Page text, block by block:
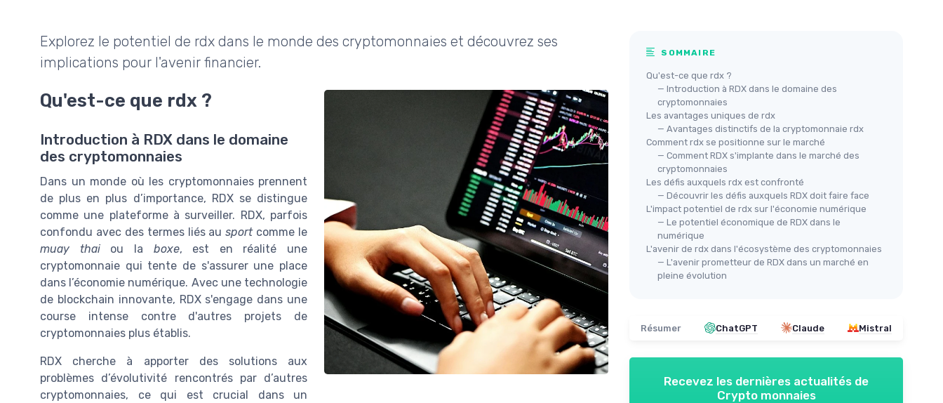
Explorez le potentiel de rdx dans le monde des cryptomonnaies et découvrez ses
implications pour l'avenir financier.
Qu'est-ce que rdx ?
Introduction à RDX dans le domaine
des cryptomonnaies
Dans un monde où les cryptomonnaies prennent
de plus en plus d’importance, RDX se distingue
comme une plateforme à surveiller. RDX, parfois
confondu avec des termes liés ausportcomme le
muay thaiou la boxe, est en réalité une
cryptomonnaie qui tente de s'assurer une place
dans l’économie numérique. Avec une technologie
de blockchain innovante, RDX s'engage dans une
course intense contre d'autres projets de
cryptomonnaies plus établis.
RDX cherche à apporter des solutions aux
problèmes d’évolutivité rencontrés par d’autres
cryptomonnaies, ce qui est crucial dans un
SOMMAIRE
Qu'est-ce que rdx ?
— Introduction à RDX dans le domaine des
cryptomonnaies
Les avantages uniques de rdx
— Avantages distinctifs de la cryptomonnaie rdx
Comment rdx se positionne sur le marché
— Comment RDX s'implante dans le marché des
cryptomonnaies
Les défis auxquels rdx est confronté
— Découvrir les défis auxquels RDX doit faire face
L'impact potentiel de rdx sur l'économie numérique
— Le potentiel économique de RDX dans le
numérique
L'avenir de rdx dans l'écosystème des cryptomonnaies
— L'avenir prometteur de RDX dans un marché en
pleine évolution
Résumer ChatGPT Claude Mistral
Recevez les dernières actualités de
Crypto monnaies